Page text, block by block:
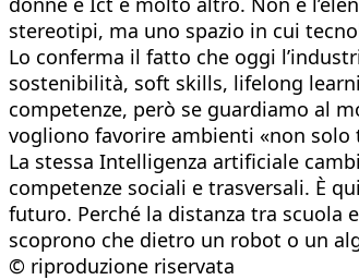
stereotipi, ma uno spazio in cui
Lo conferma il fatto che oggi
sostenibilità, soft skills, lifelong
competenze, però se guardiamo al
vogliono favorire ambienti «non
La stessa Intelligenza artificiale
competenze sociali e trasversali. È
futuro. Perché la distanza tra scuola
scoprono che dietro un robot o un
© riproduzione riservata